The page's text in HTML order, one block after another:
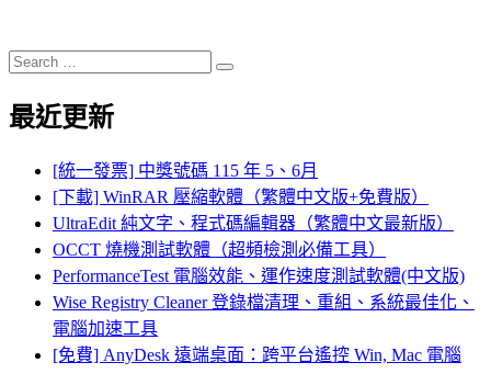
Search
for:
Search
最近更新
[統一發票] 中獎號碼 115 年 5、6月
[下載] WinRAR 壓縮軟體（繁體中文版+免費版）
UltraEdit 純文字、程式碼編輯器（繁體中文最新版）
OCCT 燒機測試軟體（超頻檢測必備工具）
PerformanceTest 電腦效能、運作速度測試軟體(中文版)
Wise Registry Cleaner 登錄檔清理、重組、系統最佳化、
電腦加速工具
[免費] AnyDesk 遠端桌面：跨平台遙控 Win, Mac 電腦